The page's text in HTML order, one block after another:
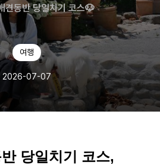
견동반 당일치기 코스🐶
여행
2026-07-07
당일치기 코스,